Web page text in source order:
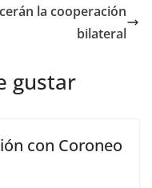
m tir
la cooperación
bilateral
gustar
con Coroneo